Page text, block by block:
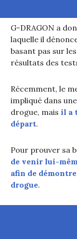
G-DRAGON a
laquelle il
basant pas sur
résultats des
Récemment, le
impliqué dans
drogue, mais il a
départ.
Pour prouver sa
de venir lui-
afin de
drogue.